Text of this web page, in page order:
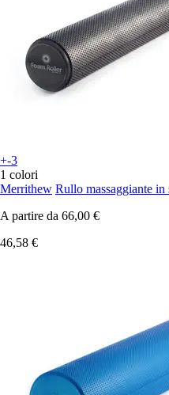
+-3
1 colori
Merrithew Rullo massaggiante
A partire da 66,00 €
46,58 €